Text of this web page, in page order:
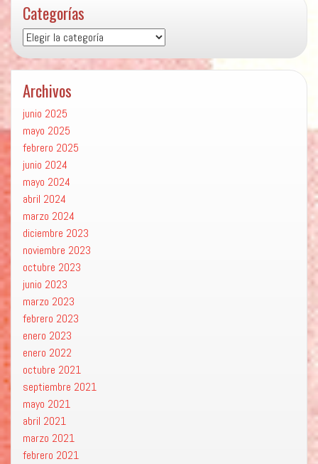
Categorías
Categorías
Archivos
junio 2025
mayo 2025
febrero 2025
junio 2024
mayo 2024
abril 2024
marzo 2024
diciembre 2023
noviembre 2023
octubre 2023
junio 2023
marzo 2023
febrero 2023
enero 2023
enero 2022
octubre 2021
septiembre 2021
mayo 2021
abril 2021
marzo 2021
febrero 2021